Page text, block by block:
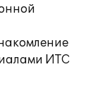
ИТС